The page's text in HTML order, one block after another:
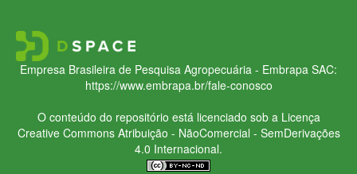
Empresa Brasileira de Pesquisa Agropecuária - Embrapa SAC:
https://www.embrapa.br/fale-conosco
O conteúdo do repositório está licenciado sob a Licença
Creative CommonsAtribuição - NãoComercial - SemDerivações
4.0 Internacional.